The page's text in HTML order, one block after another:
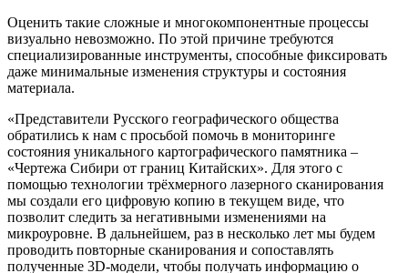
Оценить такие сложные и многокомпонентные процессы
визуально невозможно. По этой причине требуются
специализированные инструменты, способные фиксировать
даже минимальные изменения структуры и состояния
материала.
«Представители Русского географического общества
обратились к нам с просьбой помочь в мониторинге
состояния уникального картографического памятника –
«Чертежа Сибири от границ Китайских». Для этого с
помощью технологии трёхмерного лазерного сканирования
мы создали его цифровую копию в текущем виде, что
позволит следить за негативными изменениями на
микроуровне. В дальнейшем, раз в несколько лет мы будем
проводить повторные сканирования и сопоставлять
полученные 3D-модели, чтобы получать информацию о